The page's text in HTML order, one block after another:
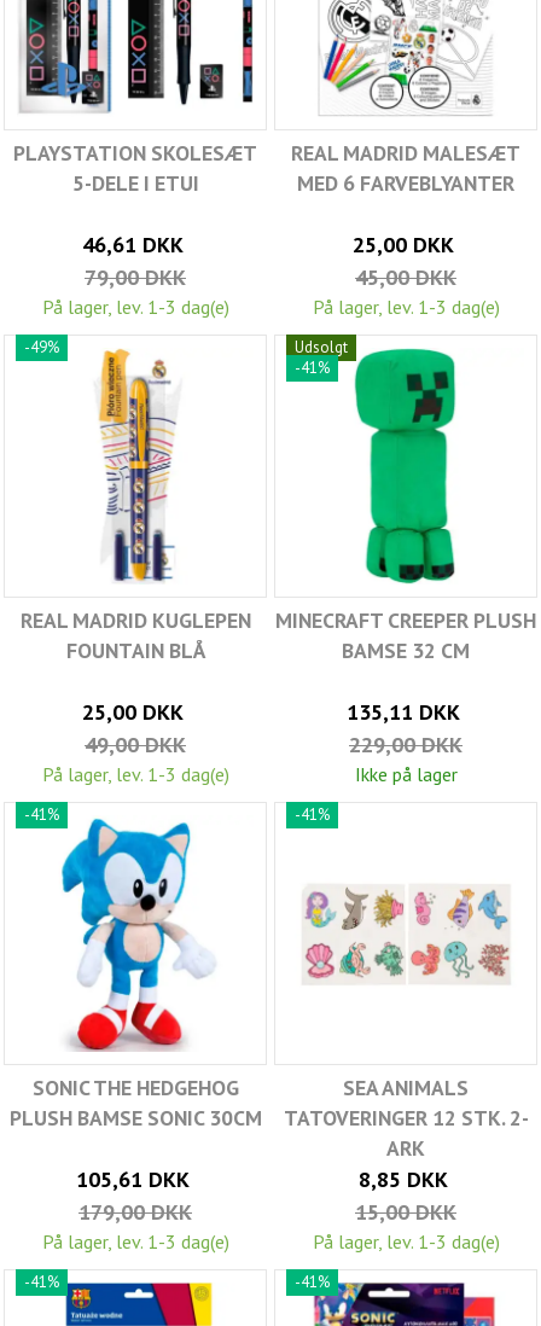
PLAYSTATION SKOLESÆT
5-DELE I ETUI
46,61 DKK
79,00 DKK
På lager, lev. 1-3 dag(e)
REAL MADRID MALESÆT
MED 6 FARVEBLYANTER
25,00 DKK
45,00 DKK
På lager, lev. 1-3 dag(e)
-49%
REAL MADRID KUGLEPEN
FOUNTAIN BLÅ
25,00 DKK
49,00 DKK
På lager, lev. 1-3 dag(e)
Udsolgt
-41%
MINECRAFT CREEPER PLUSH
BAMSE 32 CM
135,11 DKK
229,00 DKK
Ikke på lager
-41%
SONIC THE HEDGEHOG
PLUSH BAMSE SONIC 30CM
105,61 DKK
179,00 DKK
På lager, lev. 1-3 dag(e)
-41%
SEA ANIMALS
TATOVERINGER 12 STK. 2-
ARK
8,85 DKK
15,00 DKK
På lager, lev. 1-3 dag(e)
-41% -41%